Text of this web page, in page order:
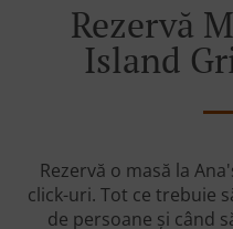
Rezervă
Island
Rezervă o masă la
click-uri. Tot ce trebuie
de persoane și când